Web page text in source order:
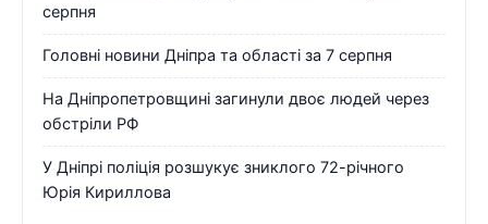
серпня
Головні новини Дніпра та області за 7 серпня
На Дніпропетровщині загинули двоє людей через
обстріли РФ
У Дніпрі поліція розшукує зниклого 72-річного
Юрія Кириллова